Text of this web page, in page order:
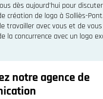
dès aujourd'hui pour
création de logo à Solliès-
travailler avec vous et de
la concurrence avec un logo
notre agence de